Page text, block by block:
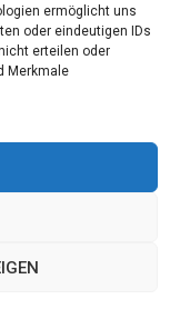
ermöglicht uns
oder eindeutigen IDs
erteilen oder
Merkmale